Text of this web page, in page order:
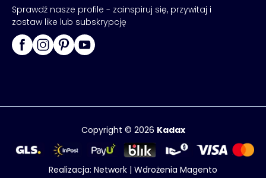
Sprawdź nasze profile - zainspiruj się, przywitaj i
zostaw like lub subskrypcję
Copyright © 2026 Kadax
Realizacja: Network | Wdrożenia Magento